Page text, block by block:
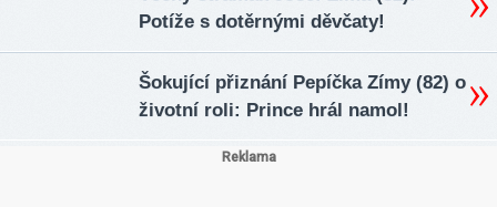
Potíže s dotěrnými děvčaty!
Šokující přiznání Pepíčka Zímy (82) o
životní roli: Prince hrál namol!